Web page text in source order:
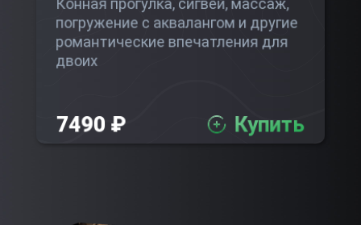
Конная прогулка, сигвей, массаж,
погружение с аквалангом и другие
романтические впечатления для
двоих
7490 ₽ Купить